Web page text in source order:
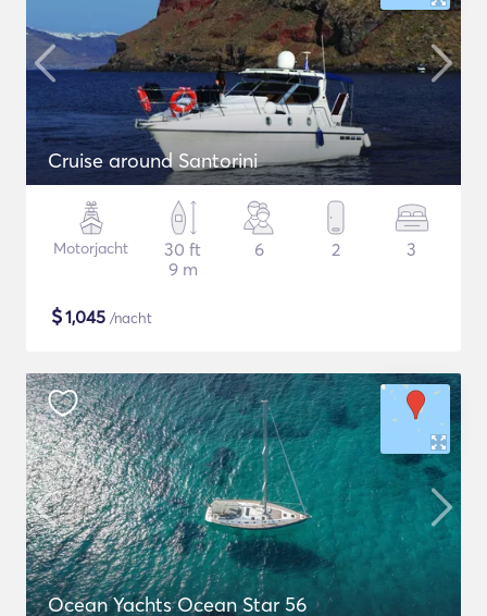
Cruise around Santorini
Motorjacht
30 ft
9 m
6 2 3
$1,045 /nacht
Ocean Yachts Ocean Star 56